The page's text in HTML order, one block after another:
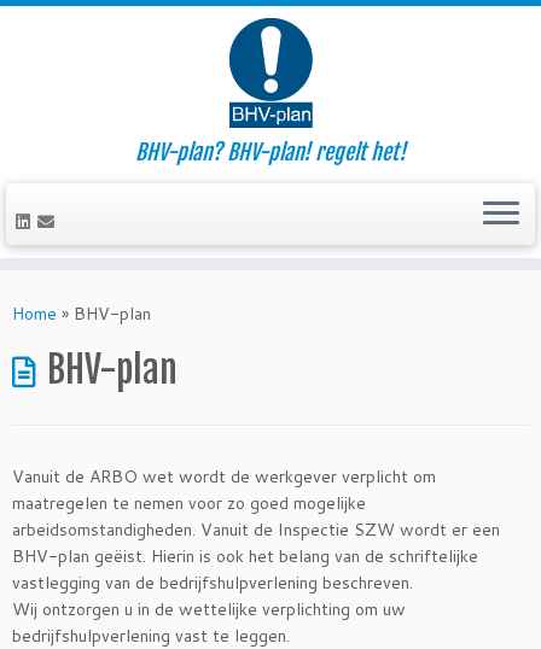
naar
BHV-plan? BHV-plan! regelt het!
Home » BHV-plan
BHV-plan
Vanuit de ARBO wet wordt de werkgever verplicht om
maatregelen te nemen voor zo goed mogelijke
arbeidsomstandigheden. Vanuit de Inspectie SZW wordt er een
BHV-plan geëist. Hierin is ook het belang van de schriftelijke
vastlegging van de bedrijfshulpverlening beschreven.
Wij ontzorgen u in de wettelijke verplichting om uw
bedrijfshulpverlening vast te leggen.